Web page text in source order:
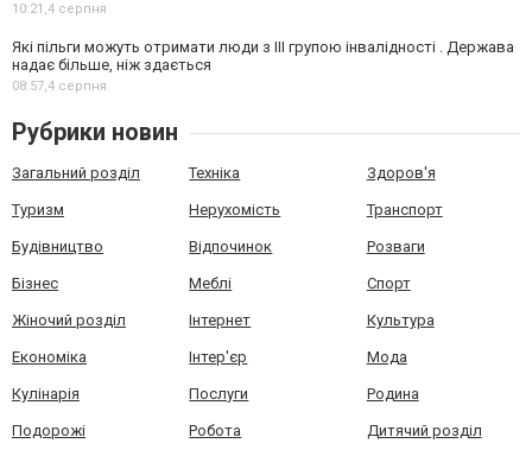
10:21,4 серпня
Які пільги можуть отримати люди з III групою інвалідності . Держава
надає більше, ніж здається
08:57,4 серпня
Рубрики новин
Загальний розділ Техніка Здоров'я
Туризм Нерухомість Транспорт
Будівництво Відпочинок Розваги
Бізнес Меблі Спорт
Жіночий розділ Інтернет Культура
Економіка Інтер'єр Мода
Кулінарія Послуги Родина
Подорожі Робота Дитячий розділ